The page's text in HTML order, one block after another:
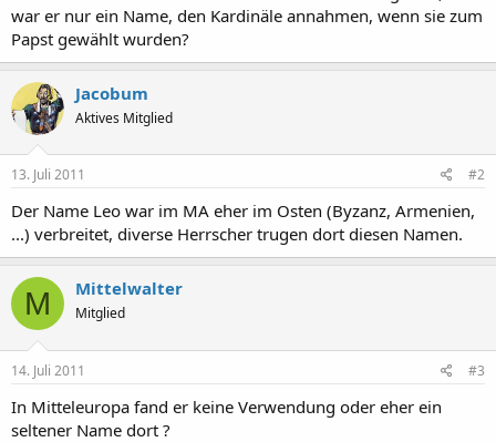
war er nur ein Name, den Kardinäle annahmen, wenn sie zum
Papst gewählt wurden?
Jacobum
Aktives Mitglied
13. Juli 2011 #2
Der Name Leo war im MA eher im Osten (Byzanz, Armenien,
...) verbreitet, diverse Herrscher trugen dort diesen Namen.
M Mittelwalter
Mitglied
14. Juli 2011 #3
In Mitteleuropa fand er keine Verwendung oder eher ein
seltener Name dort ?